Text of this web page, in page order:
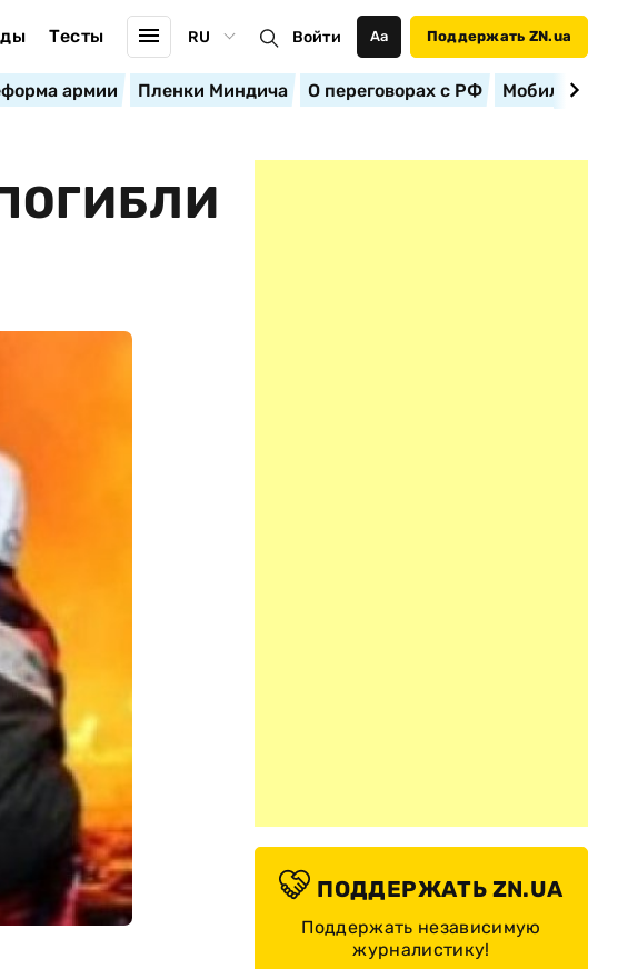
Тесты RU Войти Аа Поддержать ZN.ua
армии Пленки Миндича О переговорах с РФ
ПОДДЕРЖАТЬ ZN.UA
Поддержать независимую
журналистику!